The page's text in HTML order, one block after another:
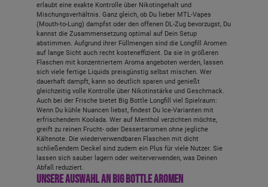
erlaubt eine exakte Kontrolle über Nikotingehalt und
Mischungsverhältnis. Ganz gleich, ob Du lieber MTL-Vapes
(Mouth-to-Lung) dampfst oder den offenen DL-Zug bevorzugst, Du
kannst die Zusammensetzung optimal auf Dein Setup
abstimmen. Aufgrund ihrer Füllmengen sind die Longfill Aromen
auf lange Sicht auch recht kosteneffizient. Da sie in größeren
Flaschen mit konzentriertem Aroma angeboten werden, lassen
sich viele fertige Liquids preisgünstig selbst mischen. Wer
dauerhaft dampft, kann so deutlich sparen und genießt
gleichzeitig volle Kontrolle über Nikotinstärke und Geschmack.
Auch bei der Frische bietet Big Bottle Longfill viel Spielraum:
Wenn Du kühle Nuancen liebst, findest Du Ice-Varianten mit
erfrischendem Koolada. Wer auf Menthol verzichten möchte,
greift zu reinen Frucht- oder Dessertaromen ohne jegliche
Kältenote. Die wiederverwendbaren Flaschen mit dicht
schließendem Deckel sind zudem ein Plus für viele Nutzer. Sie
lassen sich sauber lagern oder weiterverwenden, was Deinen
Abfall reduziert.
Unsere Auswahl an Big Bottle Aromen